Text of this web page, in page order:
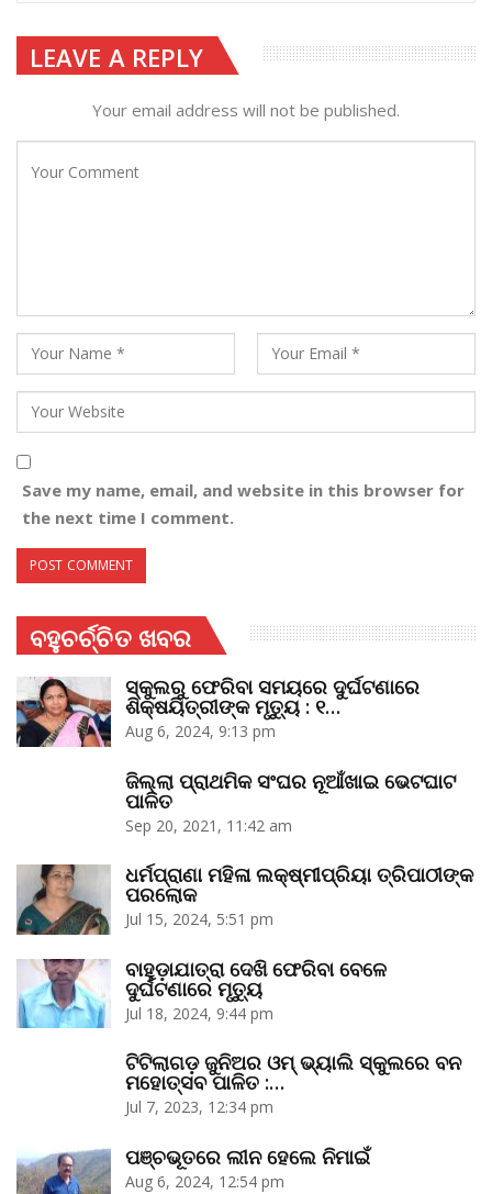
LEAVE A REPLY
Your email address will not be published.
Save my name, email, and website in this browser for
the next time I comment.
ବହୁଚର୍ଚ୍ଚିତ ଖବର
ସ୍କୁଲରୁ ଫେରିବା ସମୟରେ ଦୁର୍ଘଟଣାରେ
ଶିକ୍ଷୟିତ୍ରୀଙ୍କ ମୃତ୍ୟୁ : ୧…
Aug 6, 2024, 9:13 pm
ଜିଲ୍ଲା ପ୍ରାଥମିକ ସଂଘର ନୂଆଁଖାଇ ଭେଟଘାଟ
ପାଳିତ
Sep 20, 2021, 11:42 am
ଧର୍ମପ୍ରାଣା ମହିଳା ଲକ୍ଷ୍ମୀପ୍ରିୟା ତ୍ରିପାଠୀଙ୍କ
ପରଲୋକ
Jul 15, 2024, 5:51 pm
ବାହୁଡ଼ାଯାତ୍ରା ଦେଖି ଫେରିବା ବେଳେ
ଦୁର୍ଘଟଣାରେ ମୃତ୍ୟୁ
Jul 18, 2024, 9:44 pm
ଟିଟିଲାଗଡ଼ ଜୁନିଅର ଓମ୍‌ ଭ୍ୟାଲି ସ୍କୁଲରେ ବନ
ମହୋତ୍ସବ ପାଳିତ :…
Jul 7, 2023, 12:34 pm
ପଞ୍ଚଭୂତରେ ଲୀନ ହେଲେ ନିମାଇଁ
Aug 6, 2024, 12:54 pm